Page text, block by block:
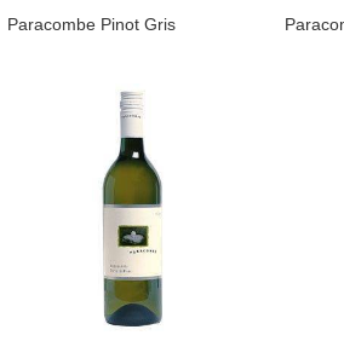
Paracombe Pinot Gris